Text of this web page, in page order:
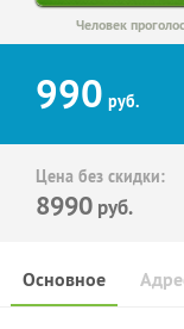
Человек
990 руб.
Цена без скидки:
8990 руб.
Основное